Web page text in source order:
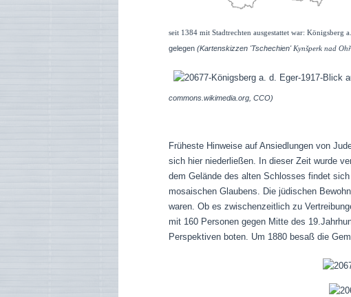
seit 1384 mit Stadtrechten ausgestattet war: Königsberg
gelegen(Kartenskizzen 'Tschechien' Kynšperk nad
commons.wikimedia.org, CCO)
Früheste Hinweise auf Ansiedlungen von
sich hier niederließen. In dieser Zeit wurde
dem Gelände des alten Schlosses findet
mosaischen Glaubens. Die jüdischen
waren. Ob es zwischenzeitlich zu
mit 160 Personen gegen Mitte des
Perspektiven boten. Um 1880 besaß die